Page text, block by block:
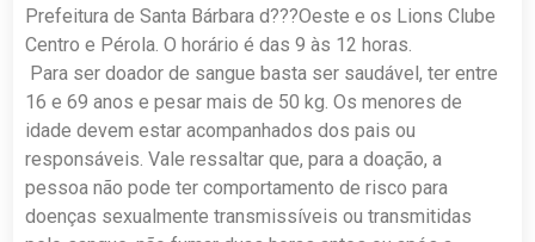
Prefeitura de Santa Bárbara d???Oeste e os Lions Clube
Centro e Pérola. O horário é das 9 às 12 horas.
Para ser doador de sangue basta ser saudável, ter entre
16 e 69 anos e pesar mais de 50 kg. Os menores de
idade devem estar acompanhados dos pais ou
responsáveis. Vale ressaltar que, para a doação, a
pessoa não pode ter comportamento de risco para
doenças sexualmente transmissíveis ou transmitidas